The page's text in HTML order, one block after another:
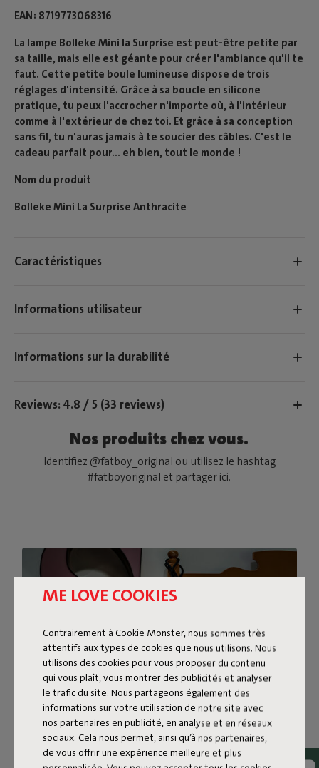
ME LOVE COOKIES
Contrairement à Cookie Monster, nous sommes très
attentifs aux types de cookies que nous utilisons. Nous
utilisons des cookies pour vous proposer du contenu
qui vous plaît, vous montrer des publicités et analyser
le trafic du site. Nous partageons également des
informations sur votre utilisation de notre site avec
nos partenaires en publicité, en analyse et en réseaux
sociaux. Cela nous permet, ainsi qu’à nos partenaires,
de vous offrir une expérience meilleure et plus
EAN 8719773068316
La lampe Bolleke Mini la Surprise est peut-être petite par
sa taille, mais elle est géante pour créer l'ambiance qu'il te
faut. Cette petite boule lumineuse dispose de trois
réglages d'intensité. Grâce à sa boucle en silicone
pratique, tu peux l'accrocher n'importe où, à l'intérieur
comme à l'extérieur de chez toi. Et grâce à sa conception
sans fil, tu n'auras jamais à te soucier des câbles. C'est le
cadeau parfait pour... eh bien, tout le monde !
Nom du produit
Bolleke Mini La Surprise Anthracite
Caractéristiques
Informations utilisateur
Informations sur la durabilité
Reviews: 4.8 / 5 (33 reviews)
Nos produits chez vous.
Identifiez @fatboy_original ou utilisez le hashtag
#fatboyoriginal et partager ici.
UNE AMBIANCE DE TAILLE